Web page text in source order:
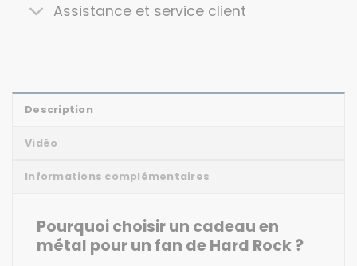
Assistance et service client
Description
Vidéo
Informations complémentaires
Pourquoi choisir un cadeau en
métal pour un fan de Hard Rock ?